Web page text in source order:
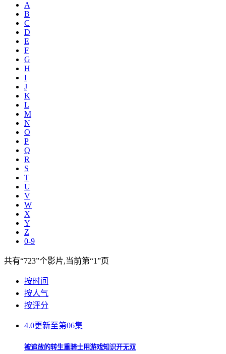
A
B
C
D
E
F
G
H
I
J
K
L
M
N
O
P
Q
R
S
T
U
V
W
X
Y
Z
0-9
共有“723”个影片,当前第“1”页
按时间
按人气
按评分
4.0更新至第06集
被追放的转生重骑士用游戏知识开无双